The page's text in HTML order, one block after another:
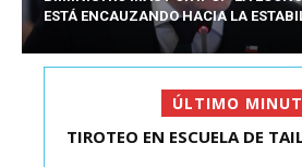
ESTÁ ENCAUZANDO HACIA LA
ÚLTIMO
HARBOE: “LO QUE SE
TIROTEO EN ESCUELA DE